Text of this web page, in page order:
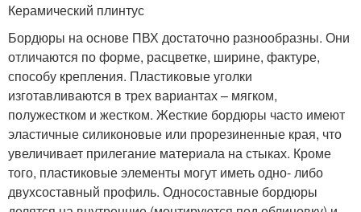
Керамический плинтус
Бордюры на основе ПВХ достаточно разнообразны. Они
отличаются по форме, расцветке, ширине, фактуре,
способу крепления. Пластиковые уголки
изготавливаются в трех вариантах – мягком,
полужестком и жестком. Жесткие бордюры часто имеют
эластичные силиконовые или прорезиненные края, что
увеличивает прилегание материала на стыках. Кроме
того, пластиковые элементы могут иметь одно- либо
двухсоставный профиль. Односоставные бордюры